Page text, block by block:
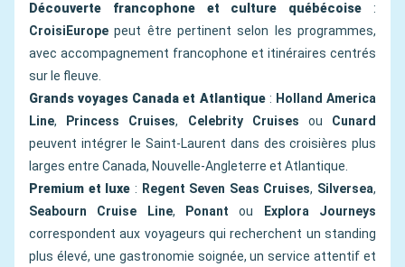
Découverte francophone et culture québécoise :
CroisiEurope peut être pertinent selon les programmes,
avec accompagnement francophone et itinéraires centrés
sur le fleuve.
Grands voyages Canada et Atlantique: Holland America
Line, Princess Cruises, Celebrity Cruises ou Cunard
peuvent intégrer le Saint-Laurent dans des croisières plus
larges entre Canada, Nouvelle-Angleterre et Atlantique.
Premium et luxe : Regent Seven Seas Cruises, Silversea,
Seabourn Cruise Line, Ponant ou
Explora Journeys
correspondent aux voyageurs qui recherchent un standing
plus élevé, une gastronomie soignée, un service attentif et